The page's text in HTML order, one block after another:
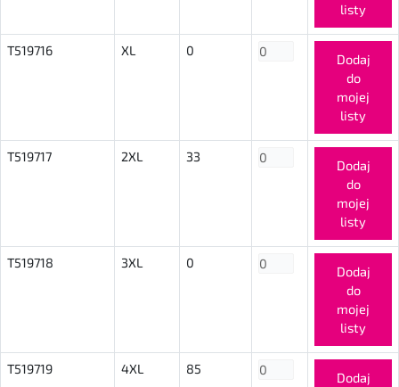
listy
T519716 XL 0
Dodaj
do
mojej
listy
T519717 2XL 33
Dodaj
do
mojej
listy
T519718 3XL 0
Dodaj
do
mojej
listy
T519719 4XL 85
Dodaj